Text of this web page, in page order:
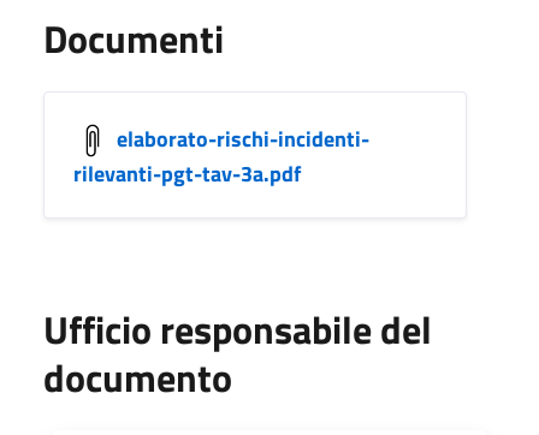
Documenti
elaborato-rischi-incidenti-
rilevanti-pgt-tav-3a.pdf
Ufficio responsabile del
documento